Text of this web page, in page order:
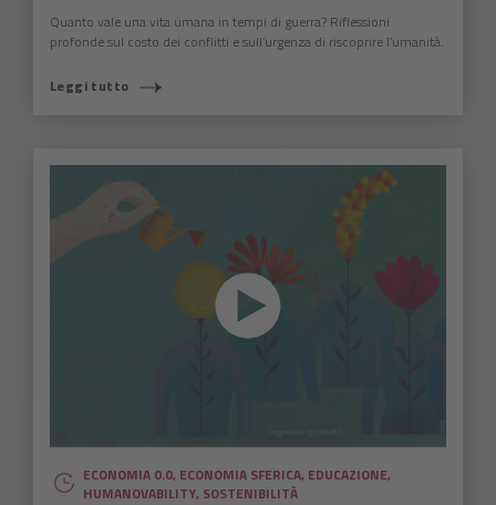
Quanto vale una vita umana in tempi di guerra? Riflessioni
profonde sul costo dei conflitti e sull’urgenza di riscoprire l’umanità.
Leggi tutto
ECONOMIA 0.0, ECONOMIA SFERICA, EDUCAZIONE,
HUMANOVABILITY, SOSTENIBILITÀ